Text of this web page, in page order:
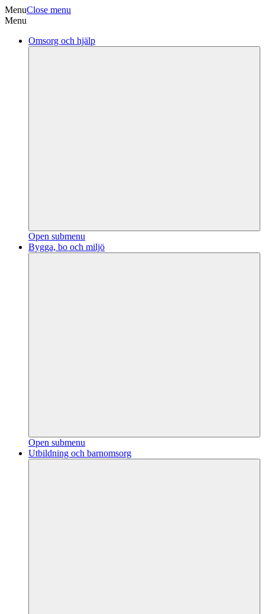
MenuClose menu
Menu
Omsorg och hjälp
Open submenu
Bygga, bo och miljö
Open submenu
Utbildning och barnomsorg